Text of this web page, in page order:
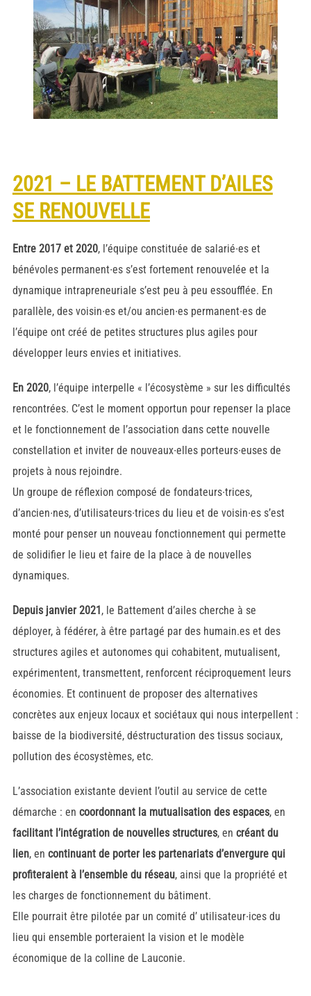
2021 – LE BATTEMENT D’AILES
SE RENOUVELLE
Entre 2017 et 2020, l’équipe constituée de salarié∙es et
bénévoles permanent∙es s’est fortement renouvelée et la
dynamique intrapreneuriale s’est peu à peu essoufflée. En
parallèle, des voisin∙es et/ou ancien∙es permanent∙es de
l’équipe ont créé de petites structures plus agiles pour
développer leurs envies et initiatives.
En 2020, l’équipe interpelle « l’écosystème » sur les difficultés
rencontrées. C’est le moment opportun pour repenser la place
et le fonctionnement de l’association dans cette nouvelle
constellation et inviter de nouveaux∙elles porteurs∙euses de
projets à nous rejoindre.
Un groupe de réflexion composé de fondateurs∙trices,
d’ancien∙nes, d’utilisateurs∙trices du lieu et de voisin∙es s’est
monté pour penser un nouveau fonctionnement qui permette
de solidifier le lieu et faire de la place à de nouvelles
dynamiques.
Depuis janvier 2021, le Battement d’ailes cherche à se
déployer, à fédérer, à être partagé par des humain.es et des
structures agiles et autonomes qui cohabitent, mutualisent,
expérimentent, transmettent, renforcent réciproquement leurs
économies. Et continuent de proposer des alternatives
concrètes aux enjeux locaux et sociétaux qui nous interpellent :
baisse de la biodiversité, déstructuration des tissus sociaux,
pollution des écosystèmes, etc.
L’association existante devient l’outil au service de cette
démarche : en coordonnant la mutualisation des espaces, en
facilitant l’intégration de nouvelles structures, en créant du
lien, en continuant de porter les partenariats d’envergure qui
profiteraient à l’ensemble du réseau, ainsi que la propriété et
les charges de fonctionnement du bâtiment.
Elle pourrait être pilotée par un comité d’ utilisateur∙ices du
lieu qui ensemble porteraient la vision et le modèle
économique de la colline de Lauconie.